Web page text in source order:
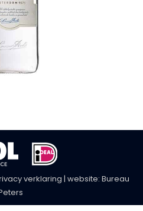
verklaring | website: Bureau